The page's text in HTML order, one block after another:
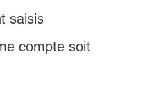
saisis
compte soit